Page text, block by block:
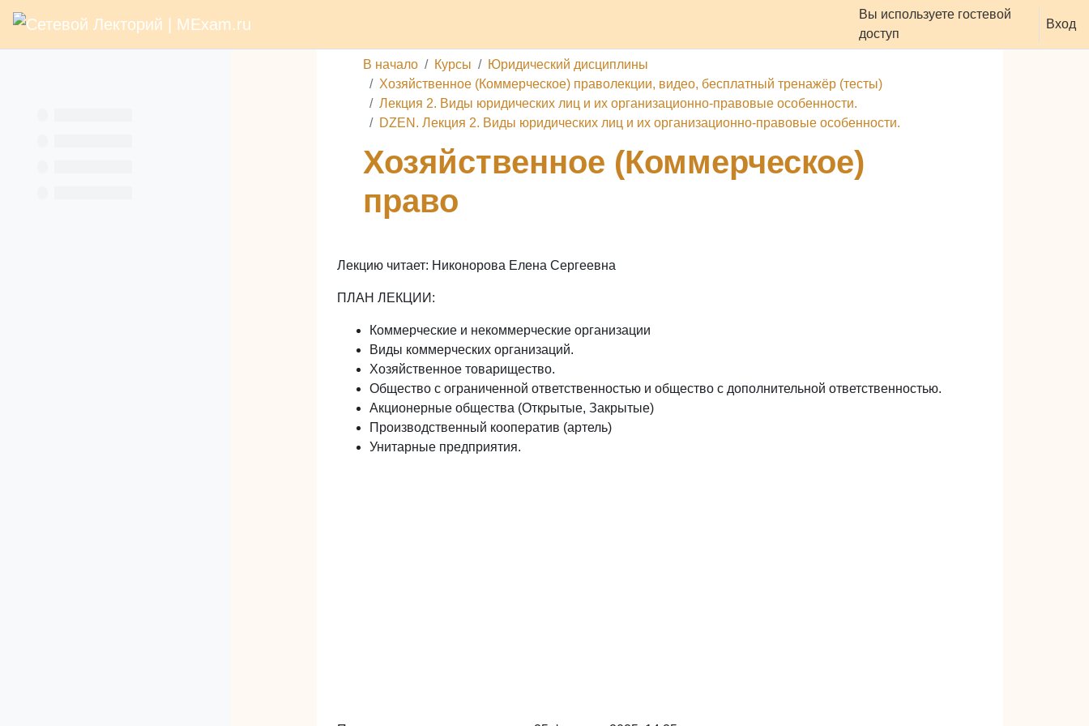
Вы используете гостевой
доступ
Вход
В начало Курсы
Юридический дисциплины
Хозяйственное (Коммерческое) праволекции, видео, бесплатный тренажёр (тесты)
Лекция 2. Виды юридических лиц и их организационно-правовые особенности.
DZEN. Лекция 2. Виды юридических лиц и их организационно-правовые особенности.
Хозяйственное (Коммерческое)
право
Лекцию читает: Никонорова Елена Сергеевна
ПЛАН ЛЕКЦИИ:
Коммерческие и некоммерческие организации
Виды коммерческих организаций.
Хозяйственное товарищество.
Общество с ограниченной ответственностью и общество с дополнительной ответственностью.
Акционерные общества (Открытые, Закрытые)
Производственный кооператив (артель)
Унитарные предприятия.